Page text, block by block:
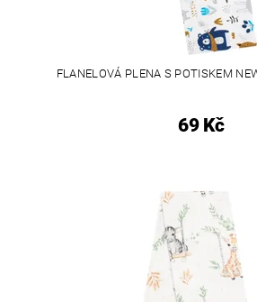
FLANELOVÁ PLENA S POTISKEM
69 Kč